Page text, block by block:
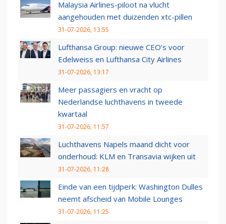
Malaysia Airlines-piloot na vlucht
aangehouden met duizenden xtc-pillen
31-07-2026, 13:55
Lufthansa Group: nieuwe CEO’s voor
Edelweiss en Lufthansa City Airlines
31-07-2026, 13:17
Meer passagiers en vracht op
Nederlandse luchthavens in tweede
kwartaal
31-07-2026, 11:57
Luchthavens Napels maand dicht voor
onderhoud: KLM en Transavia wijken uit
31-07-2026, 11:28
Einde van een tijdperk: Washington Dulles
neemt afscheid van Mobile Lounges
31-07-2026, 11:25